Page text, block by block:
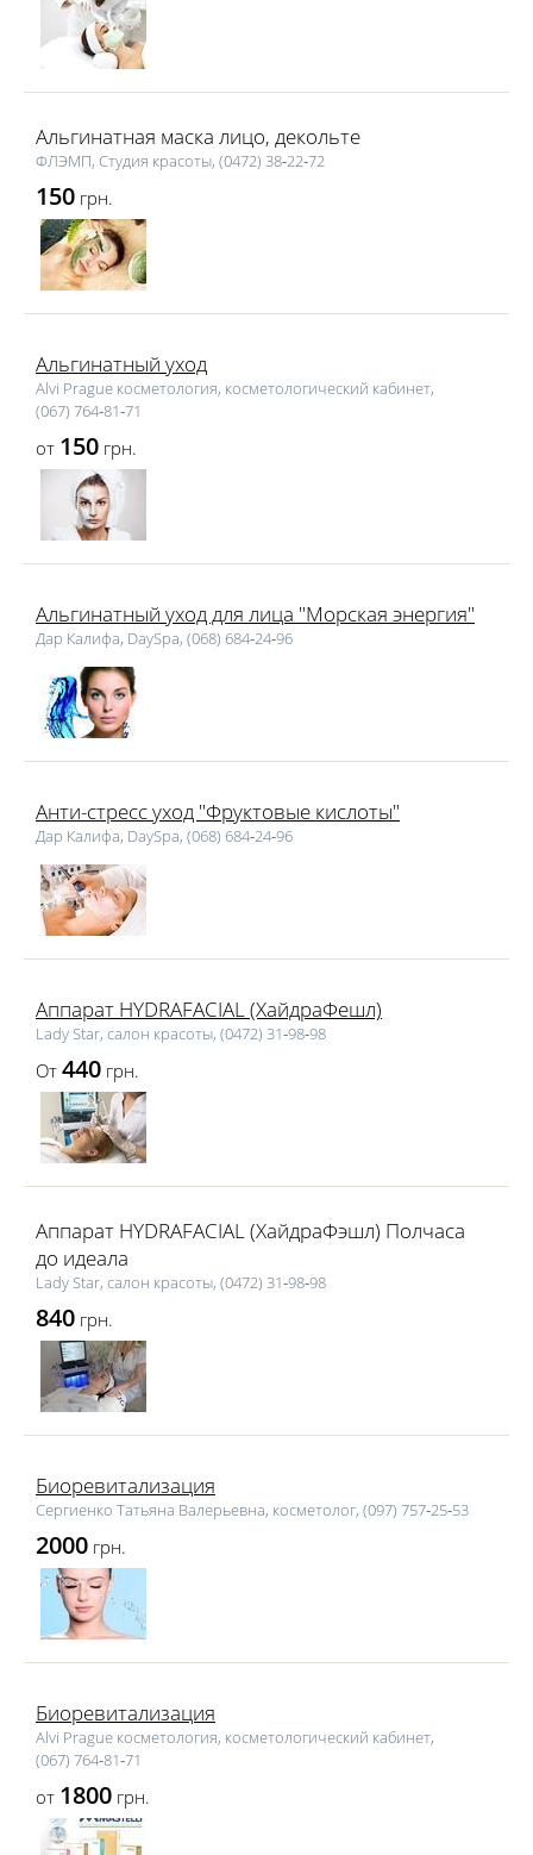
Альгинатная маска лицо, декольте
ФЛЭМП, Студия красоты, (0472) 38‑22‑72
150 грн.
Альгинатный уход
Alvi Prague косметология, косметологический кабинет,
(067) 764‑81‑71
от 150 грн.
Альгинатный уход для лица "Морская энергия"
Дар Калифа, DaySpa, (068) 684‑24‑96
Анти-стресс уход "Фруктовые кислоты"
Дар Калифа, DaySpa, (068) 684‑24‑96
Аппарат HYDRAFACIAL (ХайдраФешл)
Lаdy Star, салон красоты, (0472) 31‑98‑98
От 440 грн.
Аппарат HYDRAFACIAL (ХайдраФэшл) Полчаса
до идеала
Lаdy Star, салон красоты, (0472) 31‑98‑98
840 грн.
Биоревитализация
Сергиенко Татьяна Валерьевна, косметолог, (097) 757‑25‑53
2000 грн.
Биоревитализация
Alvi Prague косметология, косметологический кабинет,
(067) 764‑81‑71
от 1800 грн.